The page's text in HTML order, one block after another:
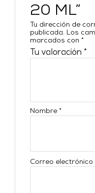
20 ML”
Tu dirección de
publicada. Los
marcados con*
Tu valoración *
Nombre*
Correo electrónico